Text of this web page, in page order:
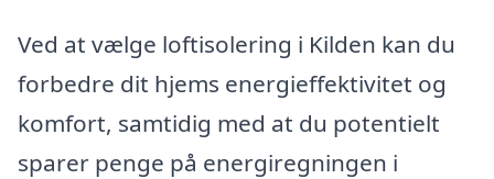
Ved at vælge loftisolering i Kilden kan du
forbedre dit hjems energieffektivitet og
komfort, samtidig med at du potentielt
sparer penge på energiregningen i